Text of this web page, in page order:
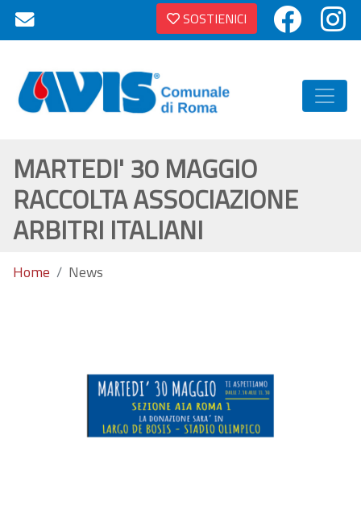
SOSTIENICI
MARTEDI' 30 MAGGIO
RACCOLTA ASSOCIAZIONE
ARBITRI ITALIANI
Home News